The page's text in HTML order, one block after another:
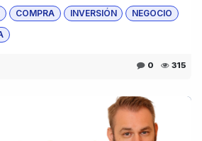
COMPRA INVERSIÓN NEGOCIO
0 315